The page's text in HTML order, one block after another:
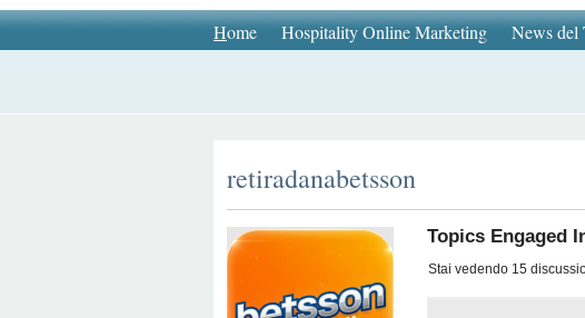
Home Hospitality Online Marketing News del
retiradanabetsson
Topics Engaged
Stai vedendo 15